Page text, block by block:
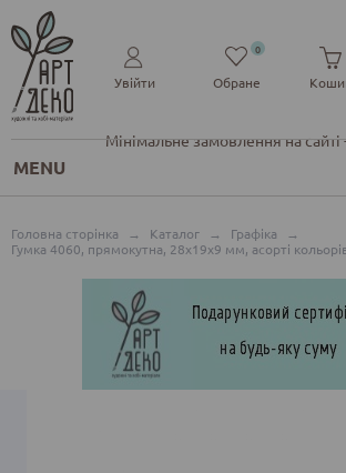
Мінімальне замовлення на сайті
Увійти Обране
0
MENU
Головна сторінка → Каталог → Графіка
→
Гумка 4060, прямокутна, 28x19x9 мм, асорті